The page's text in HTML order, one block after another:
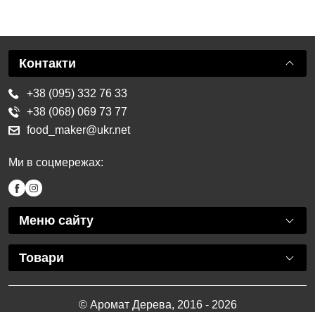
Меню сайту
Товари
Контакти
+38 (095) 332 76 33
+38 (068) 069 73 77
food_maker@ukr.net
Ми в соцмережах:
© Аромат Дерева, 2016 - 2026